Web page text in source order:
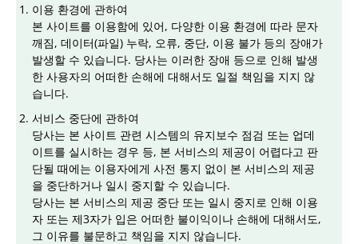
이용 환경에 관하여
본 사이트를 이용함에 있어, 다양한 이용 환경에 따라 문자
깨짐, 데이터(파일) 누락, 오류, 중단, 이용 불가 등의 장애가
발생할 수 있습니다. 당사는 이러한 장애 등으로 인해 발생
한 사용자의 어떠한 손해에 대해서도 일절 책임을 지지 않
습니다.
서비스 중단에 관하여
당사는 본 사이트 관련 시스템의 유지보수 점검 또는 업데
이트를 실시하는 경우 등, 본 서비스의 제공이 어렵다고 판
단될 때에는 이용자에게 사전 통지 없이 본 서비스의 제공
을 중단하거나 일시 중지할 수 있습니다.
당사는 본 서비스의 제공 중단 또는 일시 중지로 인해 이용
자 또는 제3자가 입은 어떠한 불이익이나 손해에 대해서도,
그 이유를 불문하고 책임을 지지 않습니다.